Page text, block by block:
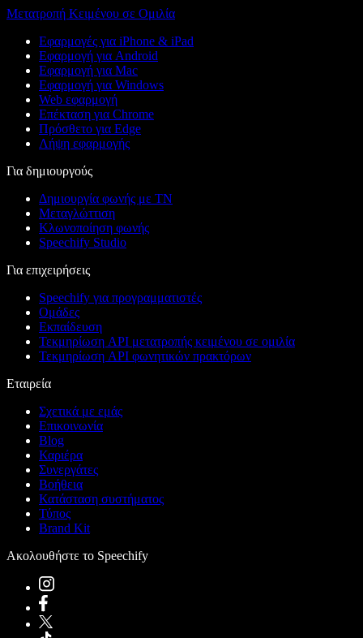
Μετατροπή Κειμένου σε Ομιλία
Εφαρμογές για iPhone & iPad
Εφαρμογή για Android
Εφαρμογή για Mac
Εφαρμογή για Windows
Web εφαρμογή
Επέκταση για Chrome
Πρόσθετο για Edge
Λήψη εφαρμογής
Για δημιουργούς
Δημιουργία φωνής με ΤΝ
Μεταγλώττιση
Κλωνοποίηση φωνής
Speechify Studio
Για επιχειρήσεις
Speechify για προγραμματιστές
Ομάδες
Εκπαίδευση
Τεκμηρίωση API μετατροπής κειμένου σε ομιλία
Τεκμηρίωση API φωνητικών πρακτόρων
Εταιρεία
Σχετικά με εμάς
Επικοινωνία
Blog
Καριέρα
Συνεργάτες
Βοήθεια
Κατάσταση συστήματος
Τύπος
Brand Kit
Ακολουθήστε το Speechify